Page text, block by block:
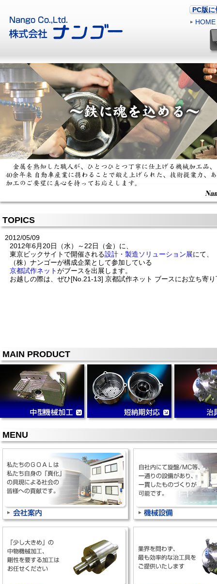
PC版に
HOME
TOPICS
2012/05/09
2012年6月20日（水）～22日（金）に、
東京ビックサイトで開催される設計・製造ソリューション展にて、
（株）ナンゴーが構成企業として参加している
京都試作ネットがブースを出展します。
お越しの際は、ぜひ[No.21-13] 京都試作ネット ブースにお立ち寄
MAIN PRODUCT
MENU